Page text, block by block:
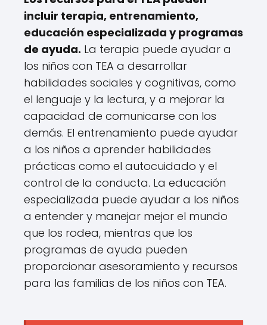
incluir terapia, entrenamiento,
educación especializada y programas
de ayuda. La terapia puede ayudar a
los niños con TEA a desarrollar
habilidades sociales y cognitivas, como
el lenguaje y la lectura, y a mejorar la
capacidad de comunicarse con los
demás. El entrenamiento puede ayudar
a los niños a aprender habilidades
prácticas como el autocuidado y el
control de la conducta. La educación
especializada puede ayudar a los niños
a entender y manejar mejor el mundo
que los rodea, mientras que los
programas de ayuda pueden
proporcionar asesoramiento y recursos
para las familias de los niños con TEA.